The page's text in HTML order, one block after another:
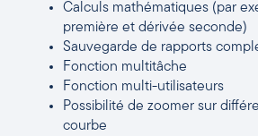
Calculs mathématiques (par
première et dérivée seconde)
Sauvegarde de rapports
Fonction multitâche
Fonction multi-utilisateurs
Possibilité de zoomer sur
courbe